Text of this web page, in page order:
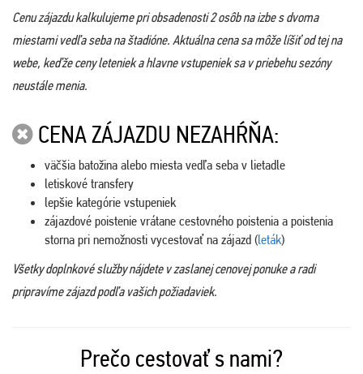
Cenu zájazdu kalkulujeme pri obsadenosti 2 osôb na izbe s dvoma
miestami vedľa seba na štadióne. Aktuálna cena sa môže líšiť od tej na
webe, keďže ceny leteniek a hlavne vstupeniek sa v priebehu sezóny
neustále menia.
CENA ZÁJAZDU NEZAHŔŇA:
väčšia batožina alebo miesta vedľa seba v lietadle
letiskové transfery
lepšie kategórie vstupeniek
zájazdové poistenie vrátane cestovného poistenia a poistenia
storna pri nemožnosti vycestovať na zájazd (leták)
Všetky doplnkové služby nájdete v zaslanej cenovej ponuke a radi
pripravíme zájazd podľa vašich požiadaviek.
Prečo cestovať s nami?